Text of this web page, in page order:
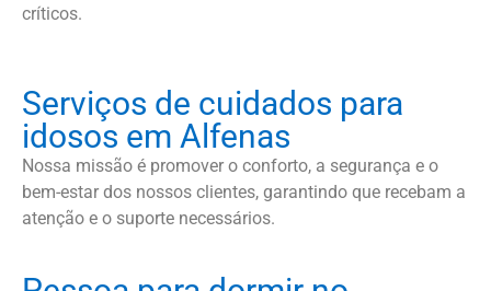
críticos.
Serviços de cuidados para
idosos em Alfenas
Nossa missão é promover o conforto, a segurança e o
bem-estar dos nossos clientes, garantindo que recebam a
atenção e o suporte necessários.